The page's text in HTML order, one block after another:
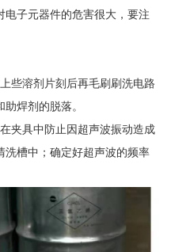
子元器件的危害很大，要注
些溶剂片刻后再毛刷刷洗电路
焊剂的脱落。
夹具中防止因超声波振动造成
洗槽中；确定好超声波的频率